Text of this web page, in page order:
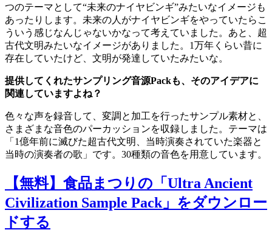
つのテーマとして“未来のナイヤビンギ”みたいなイメージも
あったりします。未来の人がナイヤビンギをやっていたらこ
ういう感じなんじゃないかなって考えていました。あと、超
古代文明みたいなイメージがありました。1万年くらい昔に
存在していたけど、文明が発達していたみたいな。
提供してくれたサンプリング音源Packも、そのアイデアに
関連していますよね？
色々な声を録音して、変調と加工を行ったサンプル素材と、
さまざまな音色のパーカッションを収録しました。テーマは
「1億年前に滅びた超古代文明、当時演奏されていた楽器と
当時の演奏者の歌」です。30種類の音色を用意しています。
【無料】食品まつりの「Ultra Ancient
Civilization Sample Pack」をダウンロー
ドする